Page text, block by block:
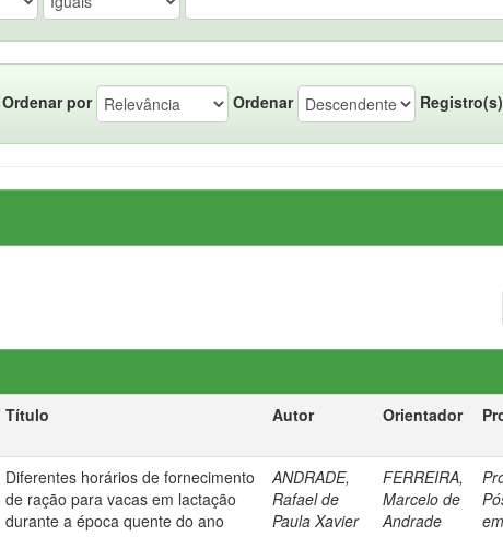
Ordenar por Ordenar Registro(s)
Título Autor Orientador
Diferentes horários de fornecimento
de ração para vacas em lactação
durante a época quente do ano
ANDRADE,
Rafael de
Paula Xavier
FERREIRA,
Marcelo de
Andrade